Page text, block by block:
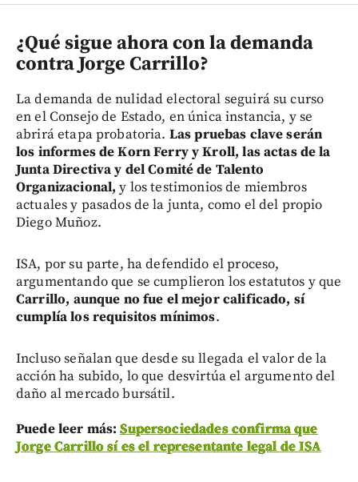
¿Qué sigue ahora con la demanda
contra Jorge Carrillo?
La demanda de nulidad electoral seguirá su curso
en el Consejo de Estado, en única instancia, y se
abrirá etapa probatoria. Las pruebas clave serán
los informes de Korn Ferry y Kroll, las actas de la
Junta Directiva y del Comité de Talento
Organizacional,y los testimonios de miembros
actuales y pasados de la junta, como el del propio
Diego Muñoz.
ISA, por su parte, ha defendido el proceso,
argumentando que se cumplieron los estatutos y que
Carrillo, aunque no fue el mejor calificado, sí
cumplía los requisitos mínimos.
Incluso señalan que desde su llegada el valor de la
acción ha subido, lo que desvirtúa el argumento del
daño al mercado bursátil.
Puede leer más:Supersociedades confirma que
Jorge Carrillo sí es el representante legal de ISA